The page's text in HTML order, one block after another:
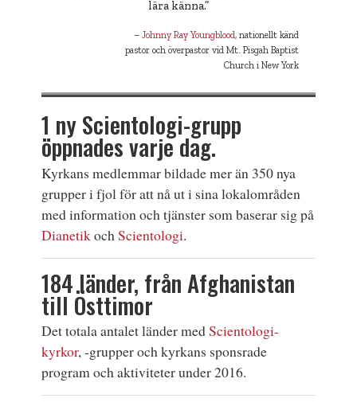
lära känna.”
Johnny Ray Youngblood, nationellt känd
pastor och överpastor vid Mt. Pisgah Baptist
Church i New York
1 ny Scientologi-grupp
öppnades varje dag.
Kyrkans medlemmar bildade mer än 350 nya
grupper i fjol för att nå ut i sina lokalområden
med information och tjänster som baserar sig på
DianetikochScientologi.
184 länder, från Afghanistan
till Östtimor
Det totala antalet länder medScientologi-
kyrkor, -grupper och kyrkans sponsrade
program och aktiviteter under 2016.